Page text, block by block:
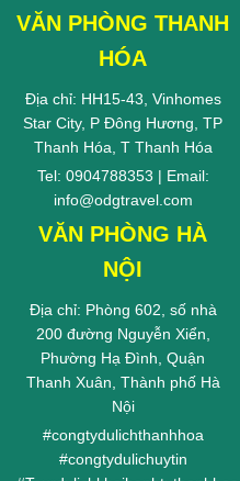
VĂN PHÒNG THANH
HÓA
Địa chỉ: HH15-43, Vinhomes
Star City, P Đông Hương, TP
Thanh Hóa, T Thanh Hóa
Tel: 0904788353 | Email:
info@odgtravel.com
VĂN PHÒNG HÀ
NỘI
Địa chỉ: Phòng 602, số nhà
200 đường Nguyễn Xiển,
Phường Hạ Đình, Quận
Thanh Xuân, Thành phố Hà
Nội
#congtydulichthanhhoa
#congtydulichuytin